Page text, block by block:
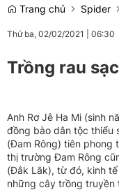
Trang chủ
Spider
Thứ ba, 02/02/2021 06:30
Trồng rau
Anh Rơ Jê Ha Mi (sinh
đồng bào dân tộc thiểu
(Đam Rông) tiên phong
thị trường Đam Rông
(Đắk Lắk), từ đó, kinh
những cây trồng truyền